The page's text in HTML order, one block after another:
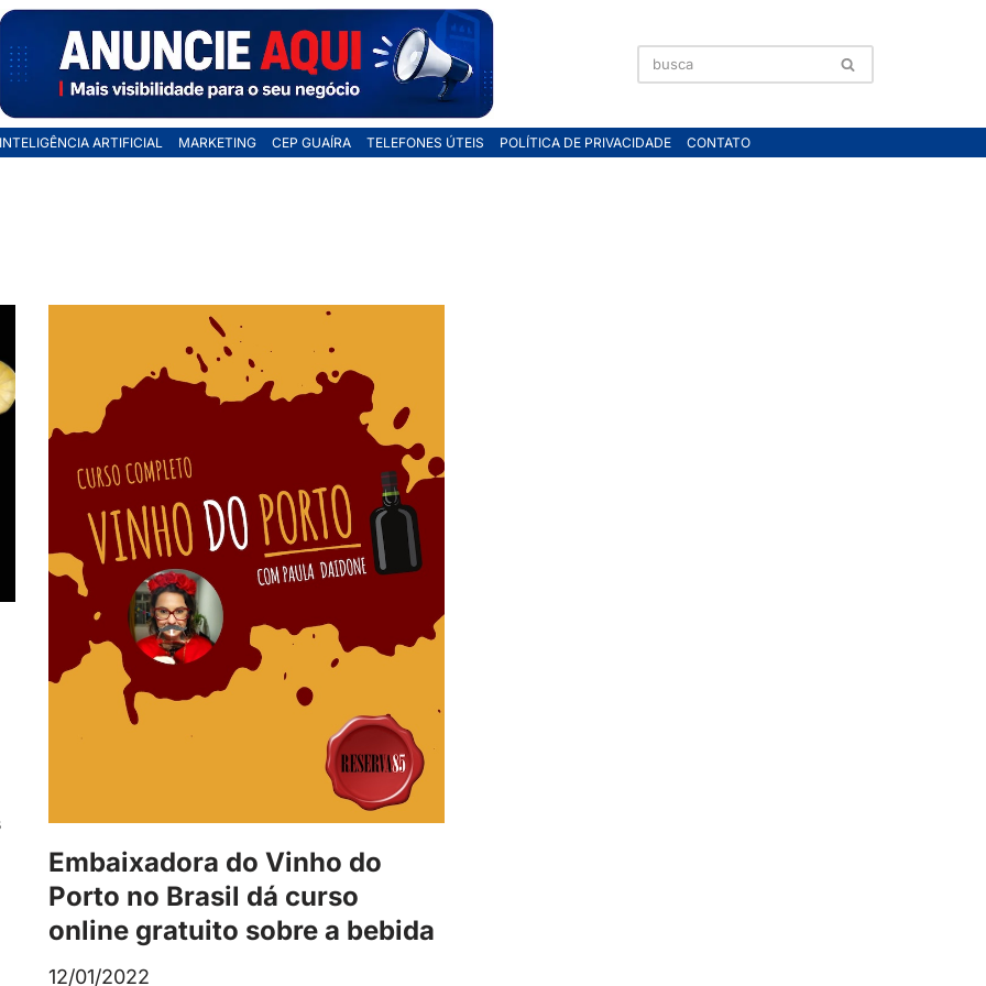
INTELIGÊNCIA ARTIFICIAL MARKETING CEP GUAÍRA TELEFONES ÚTEIS POLÍTICA DE PRIVACIDADE CONTATO
Embaixadora do Vinho do
Porto no Brasil dá curso
online gratuito sobre a bebida
12/01/2022